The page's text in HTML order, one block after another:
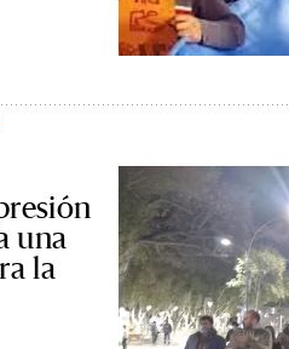
una
la